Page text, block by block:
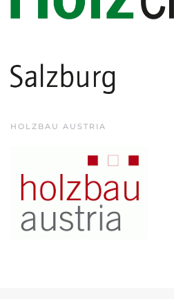
HOLZBAU AUSTRIA